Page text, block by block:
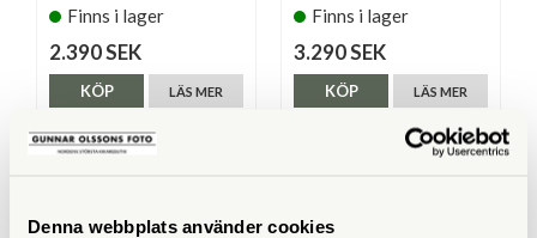
Denna webbplats använder cookies
Finns i lager
2.390 SEK
LÄS MER
KÖP
Finns i lager
3.290 SEK
LÄS MER
KÖP